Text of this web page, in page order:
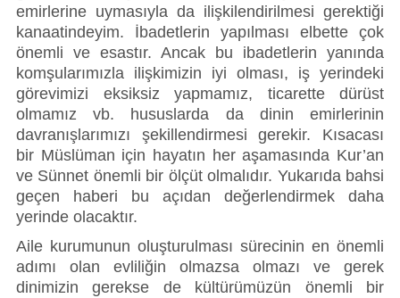
emirlerine uymasıyla da ilişkilendirilmesi gerektiği
kanaatindeyim. İbadetlerin yapılması elbette çok
önemli ve esastır. Ancak bu ibadetlerin yanında
komşularımızla ilişkimizin iyi olması, iş yerindeki
görevimizi eksiksiz yapmamız, ticarette dürüst
olmamız vb. hususlarda da dinin emirlerinin
davranışlarımızı şekillendirmesi gerekir. Kısacası
bir Müslüman için hayatın her aşamasında Kur’an
ve Sünnet önemli bir ölçüt olmalıdır. Yukarıda bahsi
geçen haberi bu açıdan değerlendirmek daha
yerinde olacaktır.
Aile kurumunun oluşturulması sürecinin en önemli
adımı olan evliliğin olmazsa olmazı ve gerek
dinimizin gerekse de kültürümüzün önemli bir